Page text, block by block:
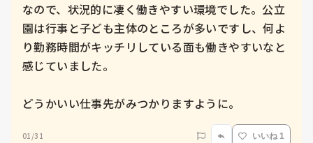
なので、状況的に凄く働きやすい環境でした。公立
園は行事と子ども主体のところが多いですし、何よ
り勤務時間がキッチリしている面も働きやすいなと
感じていました。
どうかいい仕事先がみつかりますように。
01/31 いいね 1